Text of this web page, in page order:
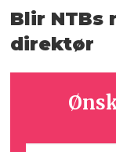
Blir NTBs
direktør